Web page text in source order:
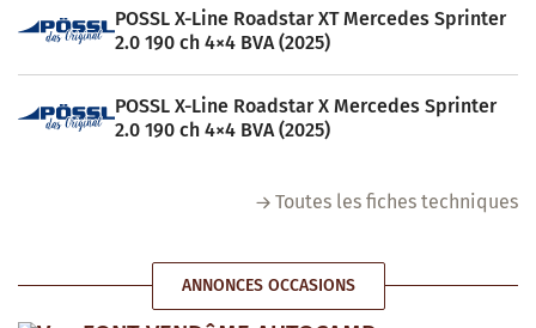
POSSL X-Line Roadstar XT Mercedes Sprinter
2.0 190 ch 4×4 BVA (2025)
POSSL X-Line Roadstar X Mercedes Sprinter
2.0 190 ch 4×4 BVA (2025)
Toutes les fiches techniques
ANNONCES OCCASIONS